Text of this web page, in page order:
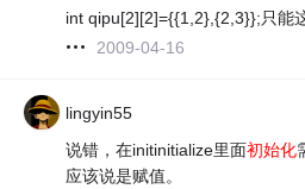
int qipu[2][2]={{1,2},{2,3}};只能
2009-04-16
lingyin55
说错，在initinitialize里面初始化
应该说是赋值。